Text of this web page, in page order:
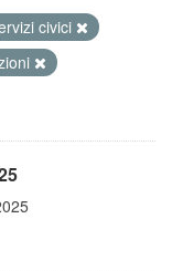
civici